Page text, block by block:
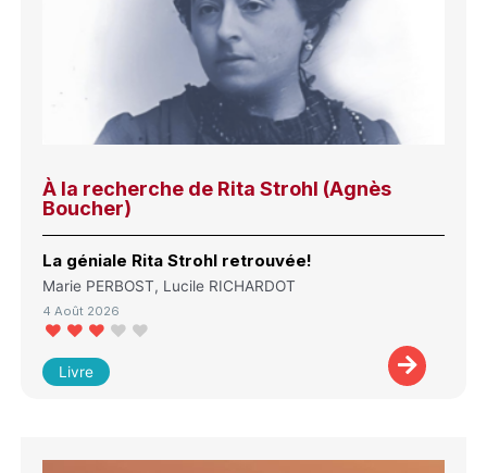
À la recherche de Rita Strohl (Agnès
Boucher)
La géniale Rita Strohl retrouvée!
Marie PERBOST, Lucile RICHARDOT
4 Août 2026
Livre